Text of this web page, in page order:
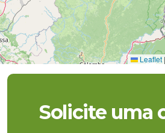
Leaflet |
Solicite uma